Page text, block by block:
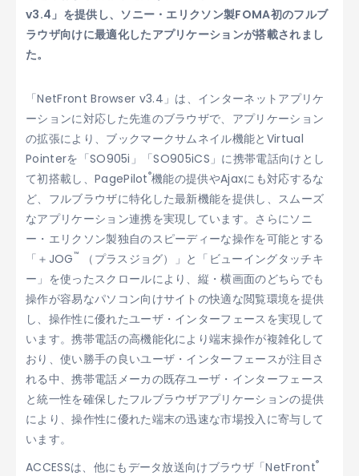
v3.4」を提供し、ソニー・エリクソン製FOMA初のフルブ
ラウザ向けに最適化したアプリケーションが搭載されまし
た。
「NetFront Browser v3.4」は、インターネットアプリケ
ーションに対応した先進のブラウザで、アプリケーション
の拡張により、ブックマークサムネイル機能とVirtual
Pointerを「SO905i」「SO905iCS」に携帯電話向けとし
て初搭載し、PagePilot®機能の提供やAjaxにも対応するな
ど、フルブラウザに特化した最新機能を提供し、スムーズ
なアプリケーション連携を実現しています。さらにソニ
ー・エリクソン製独自のスピーディーな操作を可能とする
「＋JOG™
（プラスジョグ）」と「ビューイングタッチキ
ー」を使ったスクロールにより、縦・横画面のどちらでも
操作が容易なパソコン向けサイトの快適な閲覧環境を提供
し、操作性に優れたユーザ・インターフェースを実現して
います。携帯電話の高機能化により端末操作が複雑化して
おり、使い勝手の良いユーザ・インターフェースが注目さ
れる中、携帯電話メーカの既存ユーザ・インターフェース
と統一性を確保したフルブラウザアプリケーションの提供
により、操作性に優れた端末の迅速な市場投入に寄与して
います。
ACCESSは、他にもデータ放送向けブラウザ「NetFront®